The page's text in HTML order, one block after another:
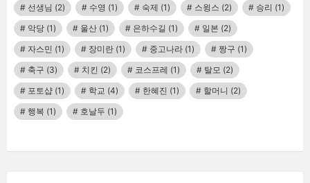
선생님 (2) 수영 (1) 숙제 (1) 스윙스 (2) 승리 (1)
악당 (1) 울산 (1) 은하수길 (1) 일본 (2)
자스민 (1) 장미란 (1) 중고나라 (1) 짱구 (1)
축구 (3) 치킨 (2) 코스프레 (1) 탈모 (2)
포토샵 (1) 학교 (4) 한혜진 (1) 할머니 (2)
행복 (1) 호날두 (1)